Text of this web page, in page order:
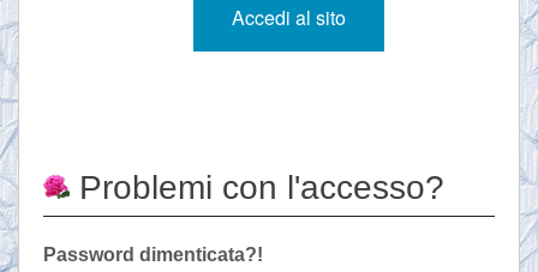
Problemi con l'accesso?
Password dimenticata?!